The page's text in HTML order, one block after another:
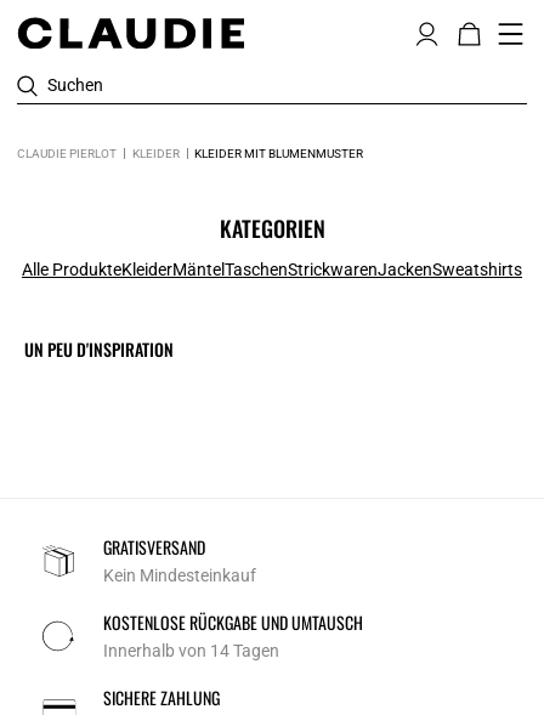
Suchen
CLAUDIE PIERLOT KLEIDER KLEIDER MIT BLUMENMUSTER
KATEGORIEN
Alle ProdukteKleiderMäntelTaschenStrickwarenJackenSweatshirts
UN PEU D'INSPIRATION
GRATISVERSAND
Kein Mindesteinkauf
KOSTENLOSE RÜCKGABE UND UMTAUSCH
Innerhalb von 14 Tagen
SICHERE ZAHLUNG